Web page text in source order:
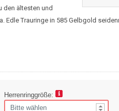
den ältesten und
Edle Trauringe in 585 Gelbgold
Herrenringgröße: